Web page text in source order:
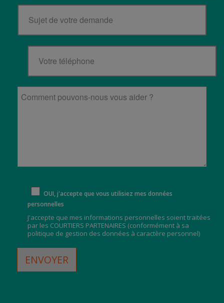
OUI, j'accepte que vous utilisiez mes données
personnelles
J'accepte que mes informations personnelles soient traitées
par les COURTIERS PARTENAIRES (conformément à sa
politique de gestion des données à caractère personnel)
ENVOYER